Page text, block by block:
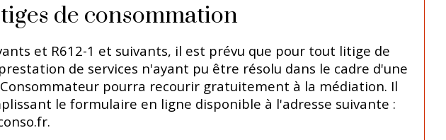
de consommation
et R612-1 et suivants, il est prévu que pour tout litige de
de services n'ayant pu être résolu dans le cadre d'une
pourra recourir gratuitement à la médiation. Il
le formulaire en ligne disponible à l'adresse suivante :